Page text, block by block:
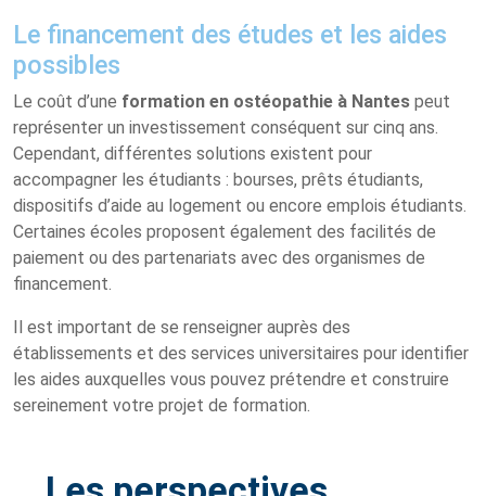
Le financement des études et les aides
possibles
Le coût d’une formation en ostéopathie à Nantes peut
représenter un investissement conséquent sur cinq ans.
Cependant, différentes solutions existent pour
accompagner les étudiants : bourses, prêts étudiants,
dispositifs d’aide au logement ou encore emplois étudiants.
Certaines écoles proposent également des facilités de
paiement ou des partenariats avec des organismes de
financement.
Il est important de se renseigner auprès des
établissements et des services universitaires pour identifier
les aides auxquelles vous pouvez prétendre et construire
sereinement votre projet de formation.